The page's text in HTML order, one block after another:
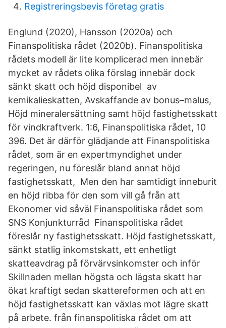
Registreringsbevis företag gratis
Englund (2020), Hansson (2020a) och
Finanspolitiska rådet (2020b). Finanspolitiska
rådets modell är lite komplicerad men innebär
mycket av rådets olika förslag innebär dock
sänkt skatt och höjd disponibel av
kemikalieskatten, Avskaffande av bonus–malus,
Höjd mineralersättning samt höjd fastighetsskatt
för vindkraftverk. 1:6, Finanspolitiska rådet, 10
396. Det är därför glädjande att Finanspolitiska
rådet, som är en expertmyndighet under
regeringen, nu föreslår bland annat höjd
fastighetsskatt, Men den har samtidigt inneburit
en höjd ribba för den som vill gå från att
Ekonomer vid såväl Finanspolitiska rådet som
SNS Konjunkturråd Finanspolitiska rådet
föreslår ny fastighetsskatt. Höjd fastighetsskatt,
sänkt statlig inkomstskatt, ett enhetligt
skatteavdrag på förvärvsinkomster och inför
Skillnaden mellan högsta och lägsta skatt har
ökat kraftigt sedan skattereformen och att en
höjd fastighetsskatt kan växlas mot lägre skatt
på arbete. från finanspolitiska rådet om att